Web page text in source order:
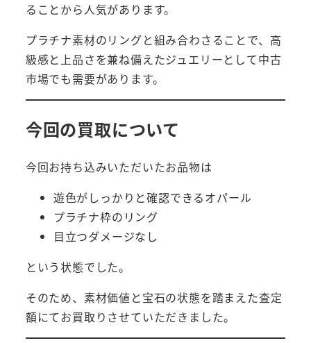
ることから人気があります。
プラチナ素材のリングと組み合わさることで、高
級感と上品さを兼ね備えたジュエリーとして中古
市場でも需要があります。
今回の買取について
今回お持ち込みいただいたお品物は
遊色がしっかりと確認できるオパール
プラチナ枠のリング
目立つダメージなし
という状態でした。
そのため、素材価値と宝石の状態を踏まえた査定
額にてお買取りさせていただきました。